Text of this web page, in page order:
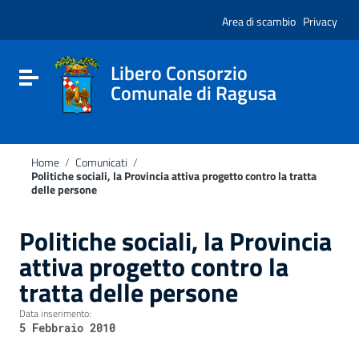
sito
include
Vai al footer
Area di scambio Privacy
Attiva / disattiva la navigazione
Libero Consorzio
Comunale di Ragusa
Home / Comunicati /
Politiche sociali, la Provincia attiva progetto contro la tratta
delle persone
Politiche sociali, la Provincia
attiva progetto contro la
tratta delle persone
Data inserimento:
5 Febbraio 2010